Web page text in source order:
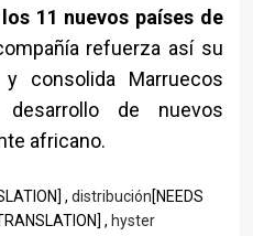
11 nuevos países de
refuerza así su
y consolida Marruecos
de nuevos
africano.
, distribución[NEEDS
, hyster